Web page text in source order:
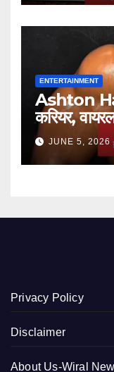
ENTERTAINMENT
Ashton
करियर,
JUNE 5, 2026
Privacy Policy
Disclaimer
About Us-Wiral